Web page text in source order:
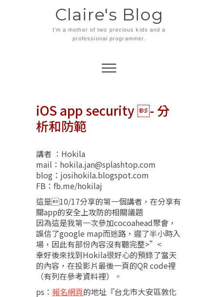
Claire's Blog
I'm a mother of two precious kids and a
professional programmer.
iOS app security - 分
析和防範
講者 ：Hokila
mail：hokila.jan@splashtop.com
blog：josihokila.blogspot.com
FB：fb.me/hokilaj
這是10/17分享的第一個講者，在分享有
關app的安全上攻防的相關議題
因為這是我第一次參加cocoahead聚會，
誤信了google map而迷路，遲了半小時入
場，因此有部份內容沒有聽完整>”<
幸好後來找到Hokila很好心的預錄了當天
的內容，在投影片最後一頁的QR code裡
（有列在參考資料裡）。
ps： 報名網頁的地址『台北市大安區敦化